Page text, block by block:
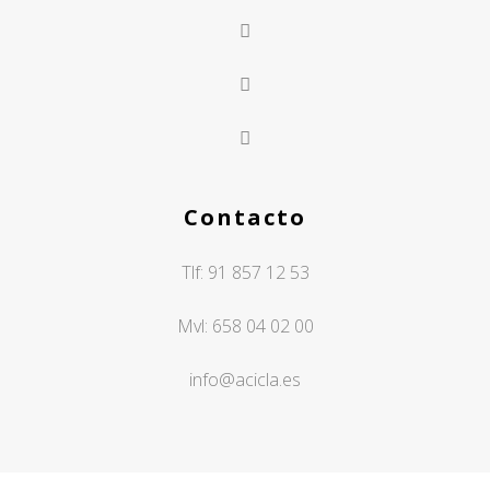
Contacto
Tlf: 91 857 12 53
Mvl: 658 04 02 00
info@acicla.es